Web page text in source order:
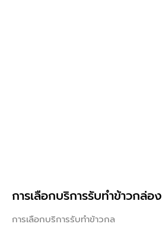
การเลือกบริการรับทำข้าวกล่อง
การเลือกบริการรับทำข้าวกล